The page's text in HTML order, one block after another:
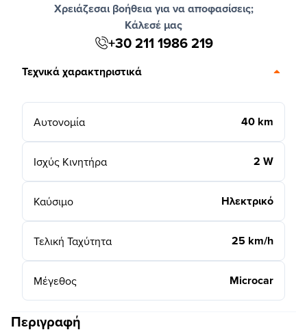
Χρειάζεσαι βοήθεια για να αποφασίσεις;
Κάλεσέ μας
+30 211 1986 219
Τεχνικά χαρακτηριστικά
Αυτονομία 40 km
Ισχύς Κινητήρα 2 W
Καύσιμο Ηλεκτρικό
Τελική Ταχύτητα 25 km/h
Μέγεθος Microcar
Περιγραφή